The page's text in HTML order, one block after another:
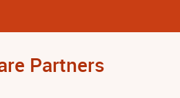
Partners